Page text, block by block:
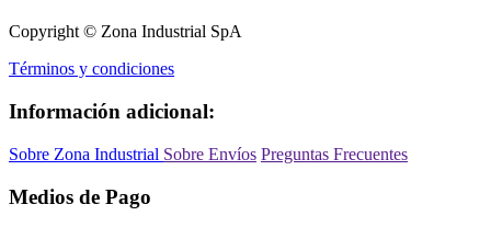
Copyright © Zona Industrial SpA
Términos y condiciones
Información adicional:
Sobre Zona Industrial Sobre Envíos Preguntas Frecuentes
Medios de Pago